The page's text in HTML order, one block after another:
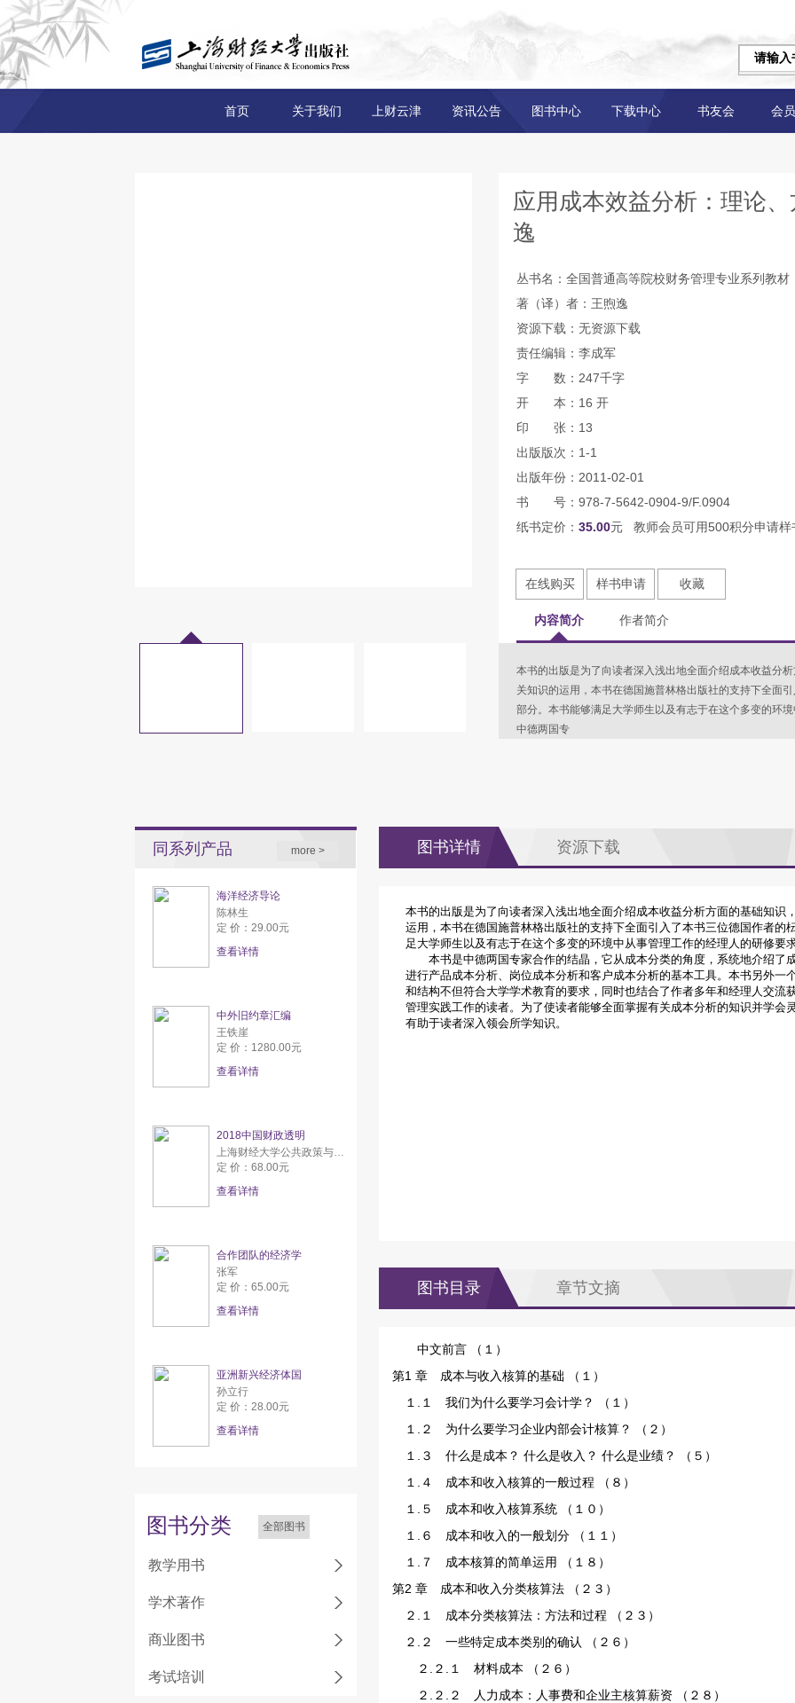
首页 关于我们 上财云津 资讯公告 图书中心 下载中心 书友会 会
应用成本效益分析：理论
逸
丛书名：全国普通高等院校财务管理专业系列教材
著（译）者：王煦逸
资源下载：无资源下载
责任编辑：李成军
字 数：247千字
开 本：16 开
印 张：13
出版版次：1-1
出版年份：2011-02-01
书 号：978-7-5642-0904-9/F.0904
纸书定价： 35.00元 教师会员可用500积分申请样
在线购买 样书申请 收藏
内容简介 作者简介
本书的出版是为了向读者深入浅出地全面介绍成本收益分
关知识的运用，本书在德国施普林格出版社的支持下全面
部分。本书能够满足大学师生以及有志于在这个多变的
中德两国专
同系列产品 more >
海洋经济导论
陈林生
定 价：29.00元
查看详情
中外旧约章汇编
王铁崖
定 价：1280.00元
查看详情
2018中国财政透明
上海财经大学公共政策与研究中心
定 价：68.00元
查看详情
合作团队的经济学
张军
定 价：65.00元
查看详情
亚洲新兴经济体国
孙立行
定 价：28.00元
查看详情
图书分类 全部图书
教学用书
学术著作
商业图书
考试培训
图书详情 资源下载
本书的出版是为了向读者深入浅出地全面介绍成本收益分析方面的基础知识
运用，本书在德国施普林格出版社的支持下全面引入了本书三位德国作者的
足大学师生以及有志于在这个多变的环境中从事管理工作的经理人的研修要
本书是中德两国专家合作的结晶，它从成本分类的角度，系统地介绍了
进行产品成本分析、岗位成本分析和客户成本分析的基本工具。本书另外一
和结构不但符合大学学术教育的要求，同时也结合了作者多年和经理人交流
管理实践工作的读者。为了使读者能够全面掌握有关成本分析的知识并学会
有助于读者深入领会所学知识。
图书目录 章节文摘
中文前言 （１）
第1 章 成本与收入核算的基础 （１）
１.１ 我们为什么要学习会计学？ （１）
１.２ 为什么要学习企业内部会计核算？ （２）
１.３ 什么是成本？ 什么是收入？ 什么是业绩？ （５）
１.４ 成本和收入核算的一般过程 （８）
１.５ 成本和收入核算系统 （１０）
１.６ 成本和收入的一般划分 （１１）
１.７ 成本核算的简单运用 （１８）
第2 章 成本和收入分类核算法 （２３）
２.１ 成本分类核算法：方法和过程 （２３）
２.２ 一些特定成本类别的确认 （２６）
２.２.１ 材料成本 （２６）
２.２.２ 人力成本：人事费和企业主核算薪资 （２８）